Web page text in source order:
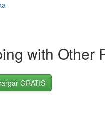
with Other
GRATIS